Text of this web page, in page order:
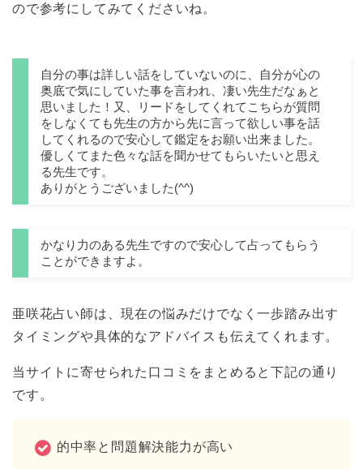
ので参考にしてみてくださいね。
自分の事は詳しい話をしていないのに、自分が心の
奥底で気にしていた事を言われ、凄い先生だなぁと
思いました！又、リードをしてくれてこちらが質問
をしなくても先生の方から先に言って欲しい事を話
してくれるので安心して鑑定をお願い出来ました。
優しくてまた色々な話を聞かせてもらいたいと思え
る先生です。
ありがとうございました(^^)
かなり力のある先生ですので安心して占ってもらう
ことができますよ。
亜咲花占い師は、現在の悩みだけでなく一歩踏み出す
タイミングや具体的なアドバイスも伝えてくれます。
当サイトに寄せられた口コミをまとめると下記の通り
です。
的中率と問題解決能力が高い